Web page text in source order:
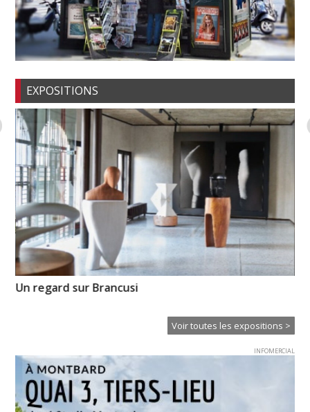
EXPOSITIONS
Un regard sur Brancusi
Voir toutes les expositions >
INFOMERCIAL